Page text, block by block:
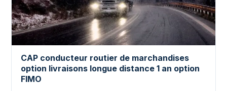
CAP conducteur routier de marchandises
option livraisons longue distance 1 an option
FIMO